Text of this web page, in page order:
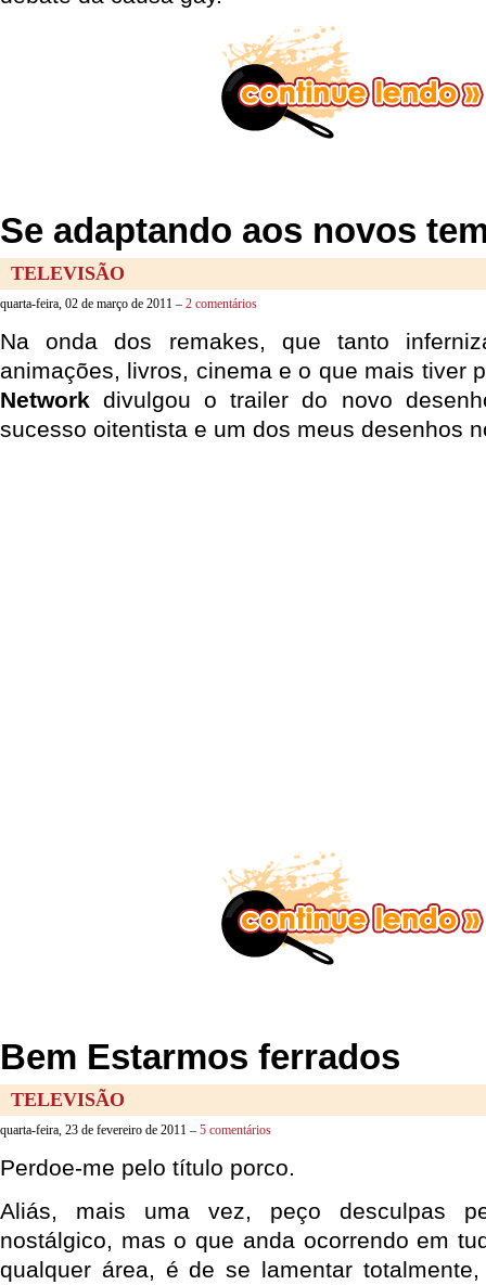
Se adaptando aos novos
TELEVISÃO
quarta-feira, 02 de março de 2011 – 2 comentários
Na onda dos remakes, que tanto
animações, livros, cinema e o que mais tiver
Network divulgou o trailer do novo
sucesso oitentista e um dos meus desenhos
Bem Estarmos ferrados
TELEVISÃO
quarta-feira, 23 de fevereiro de 2011 – 5 comentários
Perdoe-me pelo título porco.
Aliás, mais uma vez, peço desculpas
nostálgico, mas o que anda ocorrendo em
qualquer área, é de se lamentar